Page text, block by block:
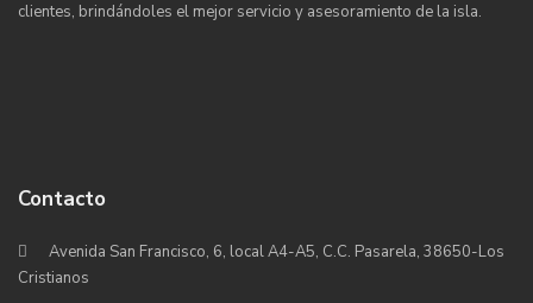
clientes, brindándoles el mejor servicio y asesoramiento de la isla.
Contacto
Avenida San Francisco, 6, local A4-A5, C.C. Pasarela, 38650-Los
Cristianos